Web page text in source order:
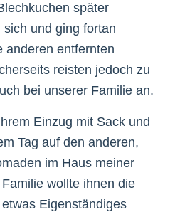
später
und ging fortan
anderen entfernten
reisten jedoch zu
bei unserer Familie an.
Einzug mit Sack und
Tag auf den anderen,
im Haus meiner
wollte ihnen die
Eigenständiges